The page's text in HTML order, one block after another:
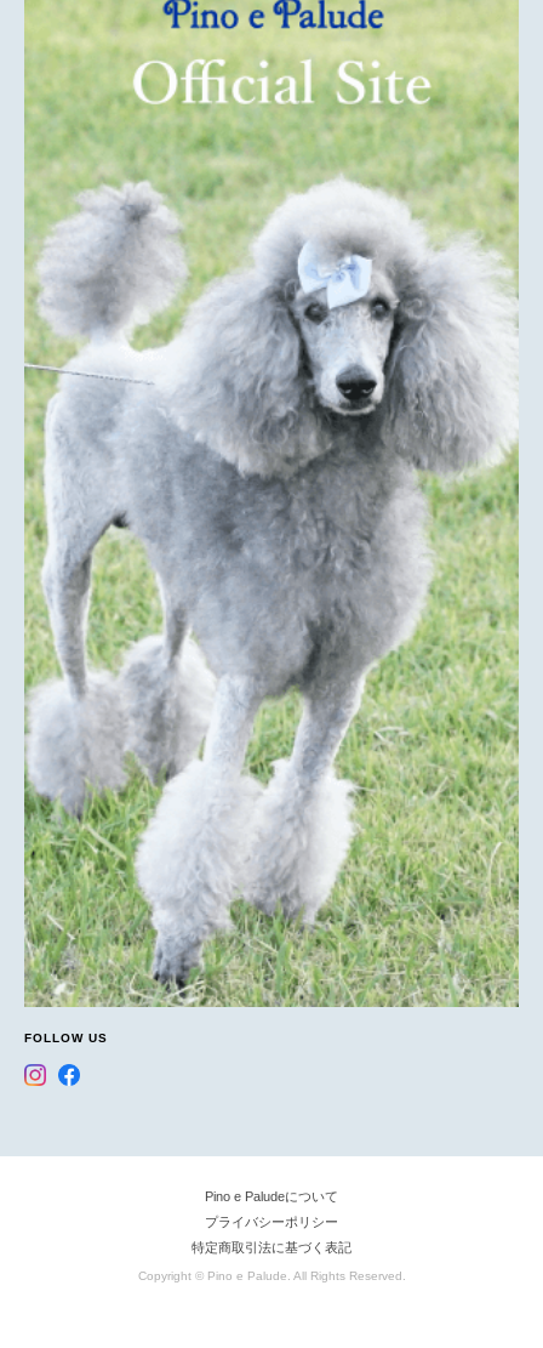
FOLLOW US
Pino e Paludeについて
プライバシーポリシー
特定商取引法に基づく表記
Copyright © Pino e Palude. All Rights Reserved.